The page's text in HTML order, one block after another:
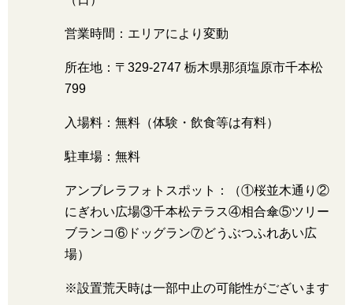
営業時間：エリアにより変動
所在地：〒329-2747 栃木県那須塩原市千本松
799
入場料：無料（体験・飲食等は有料）
駐車場：無料
アンブレラフォトスポット：（①桜並木通り②
にぎわい広場③千本松テラス④相合傘⑤ツリー
ブランコ⑥ドッグラン⑦どうぶつふれあい広
場）
※設置荒天時は一部中止の可能性がございます